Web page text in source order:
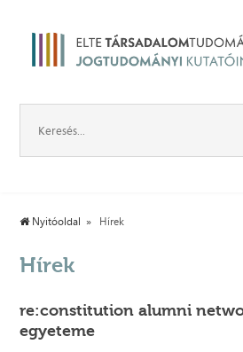
Nyitóoldal Hírek
Hírek
re:constitution alumni
egyeteme